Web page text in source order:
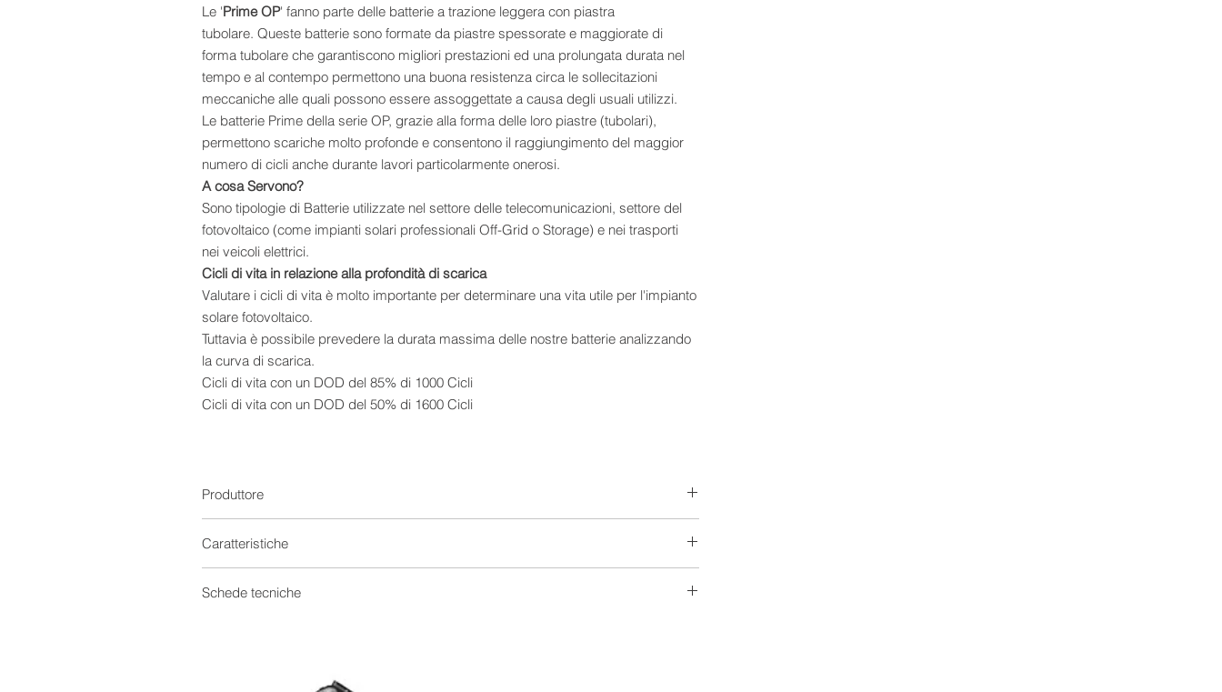
Le 'Prime OP' fanno parte delle batterie a trazione leggera con piastra
tubolare. Queste batterie sono formate da piastre spessorate e maggiorate di
forma tubolare che garantiscono migliori prestazioni ed una prolungata durata nel
tempo e al contempo permettono una buona resistenza circa le sollecitazioni
meccaniche alle quali possono essere assoggettate a causa degli usuali utilizzi.
Le batterie Prime della serie OP, grazie alla forma delle loro piastre (tubolari),
permettono scariche molto profonde e consentono il raggiungimento del maggior
numero di cicli anche durante lavori particolarmente onerosi.
A cosa Servono?
Sono tipologie di Batterie utilizzate nel settore delle telecomunicazioni, settore del
fotovoltaico (come impianti solari professionali Off-Grid o Storage) e nei trasporti
nei veicoli elettrici.
Cicli di vita in relazione alla profondità di scarica
Valutare i cicli di vita è molto importante per determinare una vita utile per l'impianto
solare fotovoltaico.
Tuttavia è possibile prevedere la durata massima delle nostre batterie analizzando
la curva di scarica.
Cicli di vita con un DOD del 85% di 1000 Cicli
Cicli di vita con un DOD del 50% di 1600 Cicli
Avvertenze:
Non lasciare la batteria inutilizzata
Produttore
Caratteristiche
Batterie Solari
Schede tecniche